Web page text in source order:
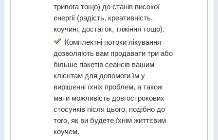
тривога тощо) до станів високої
енергії (радість, креативність,
коучинг, достаток, тяжіння тощо).
Комплектні потоки лікування
дозволяють вам продавати три або
більше пакетів сеансів вашим
клієнтам для допомоги їм у
вирішенні їхніх проблем, а також
мати можливість довгострокових
стосунків після цього, подібно до
того, як ви будете їхнім життєвим
коучем.